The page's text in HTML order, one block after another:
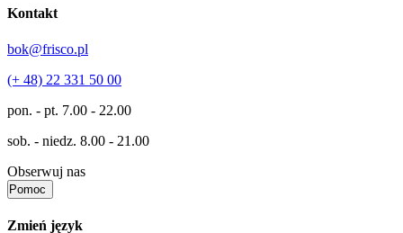
Kontakt
bok@frisco.pl
(+ 48) 22 331 50 00
pon. - pt. 7.00 - 22.00
sob. - niedz. 8.00 - 21.00
Obserwuj nas
Pomoc
Zmień język